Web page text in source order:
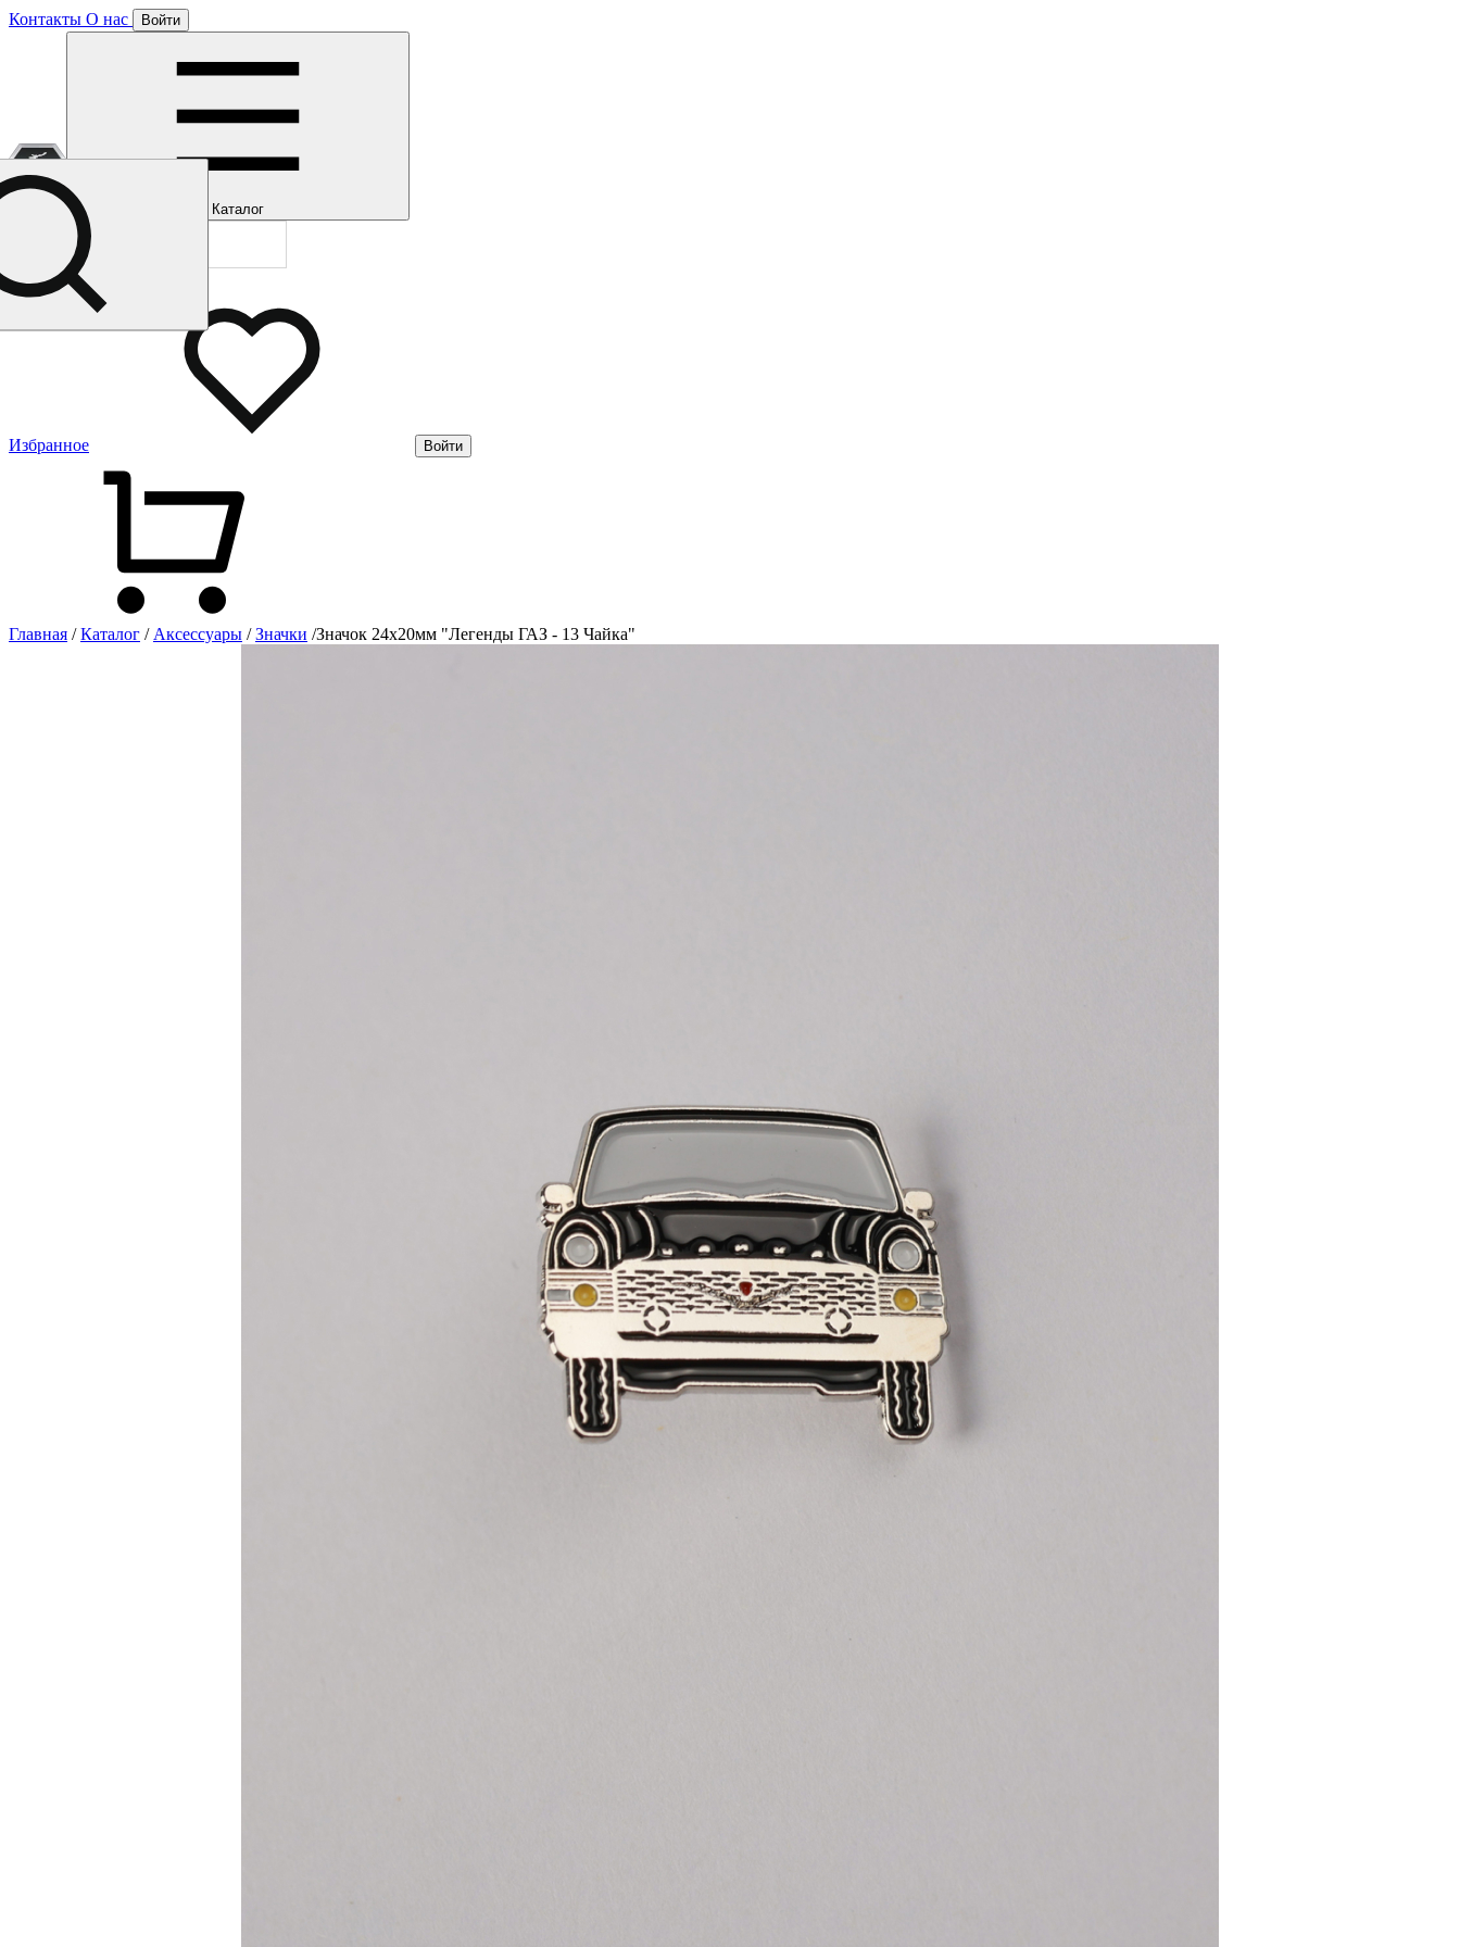
Контакты О нас Войти
Каталог
Газмерч
Избранное Войти
Главная / Каталог / Аксессуары / Значки /Значок 24х20мм "Легенды ГАЗ - 13 Чайка"
Будем направлять вам все наши специальные предложения и новости
Мы уже направляем вам все наши специальные предложения и новости